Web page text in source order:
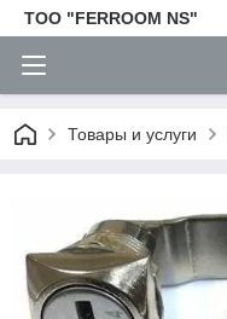
TOO "FERROOM NS"
Товары и услуги